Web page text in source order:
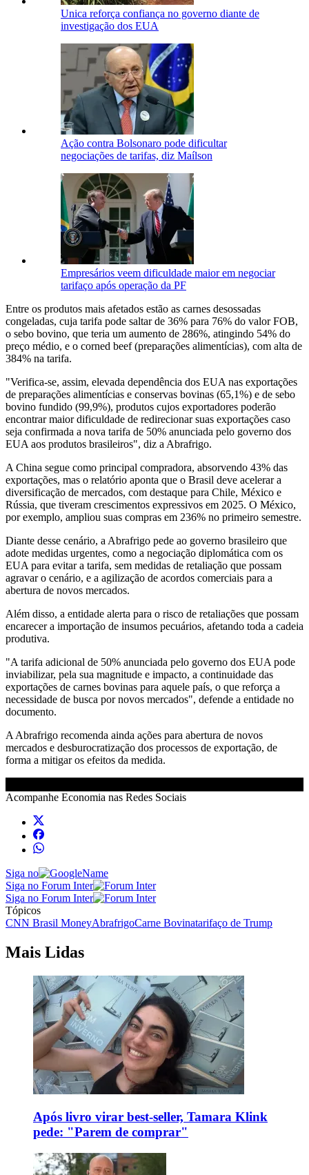
Unica reforça confiança no governo diante de
investigação dos EUA
Ação contra Bolsonaro pode dificultar
negociações de tarifas, diz Maílson
Empresários veem dificuldade maior em negociar
tarifaço após operação da PF
Entre os produtos mais afetados estão as carnes desossadas
congeladas, cuja tarifa pode saltar de 36% para 76% do valor FOB,
o sebo bovino, que teria um aumento de 286%, atingindo 54% do
preço médio, e o corned beef (preparações alimentícias), com alta de
384% na tarifa.
"Verifica-se, assim, elevada dependência dos EUA nas exportações
de preparações alimentícias e conservas bovinas (65,1%) e de sebo
bovino fundido (99,9%), produtos cujos exportadores poderão
encontrar maior dificuldade de redirecionar suas exportações caso
seja confirmada a nova tarifa de 50% anunciada pelo governo dos
EUA aos produtos brasileiros", diz a Abrafrigo.
A China segue como principal compradora, absorvendo 43% das
exportações, mas o relatório aponta que o Brasil deve acelerar a
diversificação de mercados, com destaque para Chile, México e
Rússia, que tiveram crescimentos expressivos em 2025. O México,
por exemplo, ampliou suas compras em 236% no primeiro semestre.
Diante desse cenário, a Abrafrigo pede ao governo brasileiro que
adote medidas urgentes, como a negociação diplomática com os
EUA para evitar a tarifa, sem medidas de retaliação que possam
agravar o cenário, e a agilização de acordos comerciais para a
abertura de novos mercados.
Além disso, a entidade alerta para o risco de retaliações que possam
encarecer a importação de insumos pecuários, afetando toda a cadeia
produtiva.
"A tarifa adicional de 50% anunciada pelo governo dos EUA pode
inviabilizar, pela sua magnitude e impacto, a continuidade das
exportações de carnes bovinas para aquele país, o que reforça a
necessidade de busca por novos mercados", defende a entidade no
documento.
A Abrafrigo recomenda ainda ações para abertura de novos
mercados e desburocratização dos processos de exportação, de
forma a mitigar os efeitos da medida.
Acompanhe Economia nas Redes Sociais
Siga no
Siga no Forum Inter
Siga no Forum Inter
Tópicos
CNN Brasil MoneyAbrafrigoCarne Bovinatarifaço de Trump
Mais Lidas
Após livro virar best-seller, Tamara Klink
pede: "Parem de comprar"